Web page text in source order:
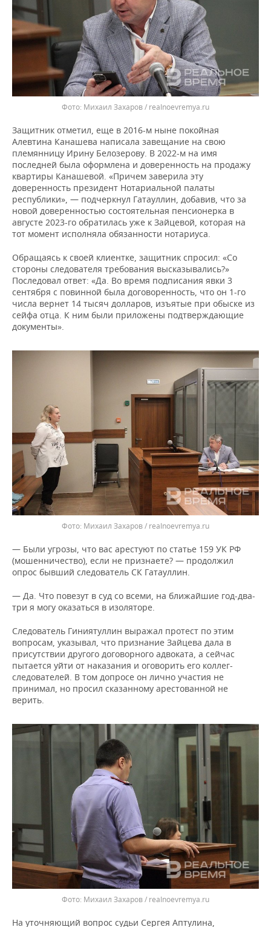
Михаил Захаров / realnoevremya.ru
Защитник отметил, еще в 2016-м ныне покойная
Алевтина Канашева написала завещание на свою
племянницу Ирину Белозерову. В 2022-м на имя
последней была оформлена и доверенность на продажу
квартиры Канашевой. «Причем заверила эту
доверенность президент Нотариальной палаты
республики», — подчеркнул Гатауллин, добавив, что за
новой доверенностью состоятельная пенсионерка в
августе 2023-го обратилась уже к Зайцевой, которая на
тот момент исполняла обязанности нотариуса.
Обращаясь к своей клиентке, защитник спросил: «Со
стороны следователя требования высказывались?»
Последовал ответ: «Да. Во время подписания явки 3
сентября с повинной была договоренность, что он 1-го
числа вернет 14 тысяч долларов, изъятые при обыске из
сейфа отца. К ним были приложены подтверждающие
документы».
Михаил Захаров / realnoevremya.ru
— Были угрозы, что вас арестуют по статье 159 УК РФ
(мошенничество), если не признаете? — продолжил
опрос бывший следователь СК Гатауллин.
— Да. Что повезут в суд со всеми, на ближайшие год-два-
три я могу оказаться в изоляторе.
Следователь Гиниятуллин выражал протест по этим
вопросам, указывал, что признание Зайцева дала в
присутствии другого договорного адвоката, а сейчас
пытается уйти от наказания и оговорить его коллег-
следователей. В том допросе он лично участия не
принимал, но просил сказанному арестованной не
верить.
Михаил Захаров / realnoevremya.ru
На уточняющий вопрос судьи Сергея Аптулина,